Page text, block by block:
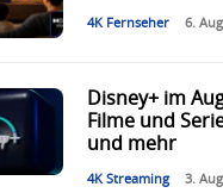
4K Fernseher 6.
Disney+ im
Filme und
und mehr
4K Streaming 3.